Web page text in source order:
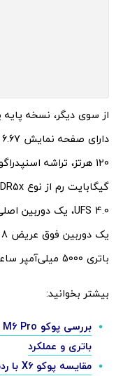
باتری 5000 میلی‌آمپر ساعتی با شارژ سریع 90 واتی خواهد بود.
بیشتر بخوانید:
باتری و عملکرد